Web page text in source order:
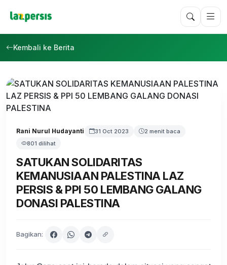
Kembali ke Berita
Rani Nurul Hudayanti 31 Oct 2023
2 menit baca
801 dilihat
SATUKAN SOLIDARITAS
KEMANUSIAAN PALESTINA LAZ
PERSIS & PPI 50 LEMBANG GALANG
DONASI PALESTINA
Bagikan: